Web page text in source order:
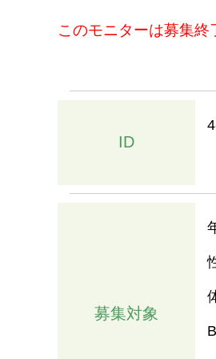
このモニターは募集終
ID
募集対象